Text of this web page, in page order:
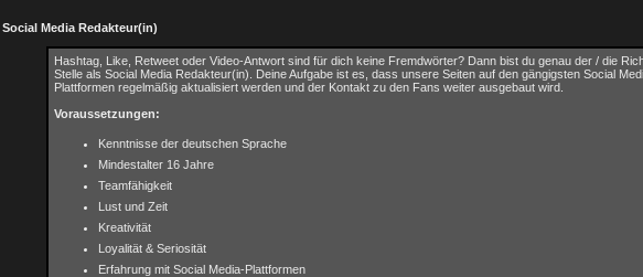
Social Media Redakteur(in)
Hashtag, Like, Retweet oder Video-Antwort sind für dich keine Fremdwörter? Dann bist du genau der / die
Stelle als Social Media Redakteur(in). Deine Aufgabe ist es, dass unsere Seiten auf den gängigsten Social
Plattformen regelmäßig aktualisiert werden und der Kontakt zu den Fans weiter ausgebaut wird.
Voraussetzungen:
Kenntnisse der deutschen Sprache
Mindestalter 16 Jahre
Teamfähigkeit
Lust und Zeit
Kreativität
Loyalität & Seriosität
Erfahrung mit Social Media-Plattformen